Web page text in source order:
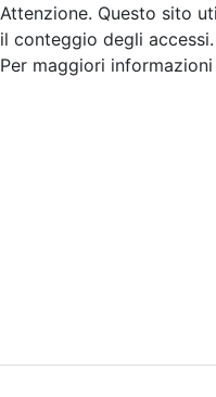
Attenzione. Questo sito
il conteggio degli accessi.
Per maggiori informazioni